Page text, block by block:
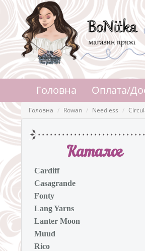
Головна Оплата/
Головна Rowan Needless
Каталог
Cardiff
Casagrande
Fonty
Lang Yarns
Lanter Moon
Muud
Rico